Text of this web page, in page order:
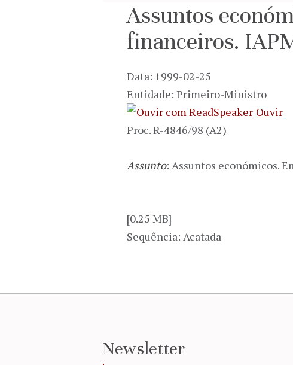
Assuntos
financeiros.
Data: 1999-02-25
Entidade: Primeiro-Ministro
Ouvir
Proc. R-4846/98 (A2)
Assunto: Assuntos económicos.
[0.25 MB]
Sequência: Acatada
Newsletter